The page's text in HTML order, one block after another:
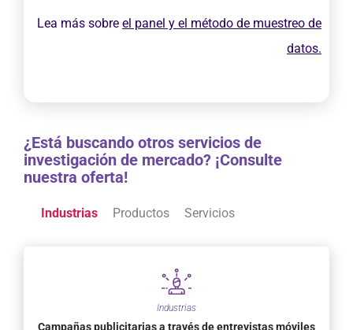
Lea más sobre el panel y el método de muestreo de
datos.
¿Está buscando otros servicios de
investigación de mercado? ¡Consulte
nuestra oferta!
Industrias Productos Servicios
Industrias
Campañas publicitarias a través de entrevistas móviles